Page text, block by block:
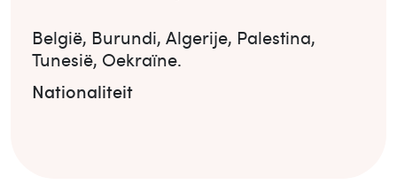
België, Burundi, Algerije, Palestina,
Tunesië, Oekraïne.
Nationaliteit